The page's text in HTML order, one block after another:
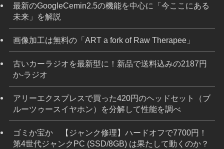
最新のGoogleCemin2.5の機能を中心に「今ここにある
未来」を解説
画像加工は無料の「ART a fork of Raw Therapee」
古いカーラジオを最新型に！新品で送料込みの2187円
か-ラジオ
アリーエクスプレスで買った420円のヘッドセット（ブ
ルーツゥースイヤホン）を分解して性能を調べ
ゴミか宝か 【ジャンク修理】ハードオフで7700円！
第4世代ジャンクPC (SSD/8GB) は果たして動くのか？